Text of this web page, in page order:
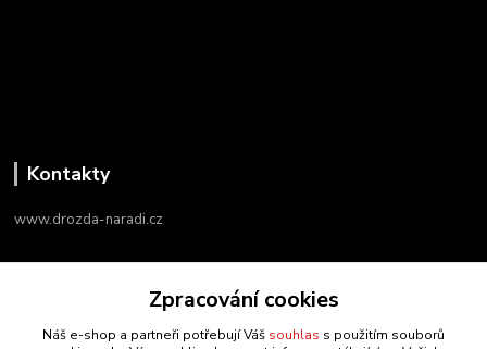
Kontakty
www.drozda-naradi.cz
info@drozda-naradi.cz
Zpracování cookies
Náš e-shop a partneři potřebují Váš souhlas s použitím souborů